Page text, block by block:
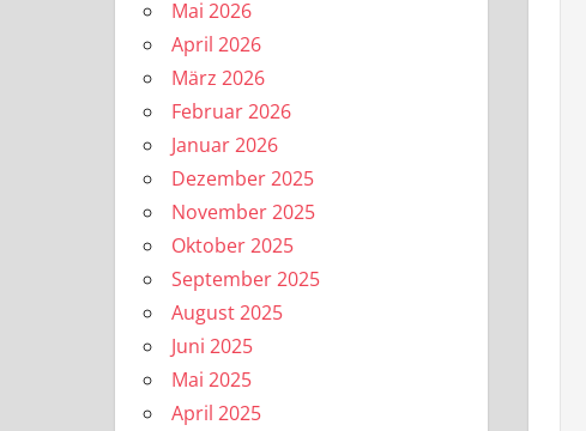
Mai 2026
April 2026
März 2026
Februar 2026
Januar 2026
Dezember 2025
November 2025
Oktober 2025
September 2025
August 2025
Juni 2025
Mai 2025
April 2025